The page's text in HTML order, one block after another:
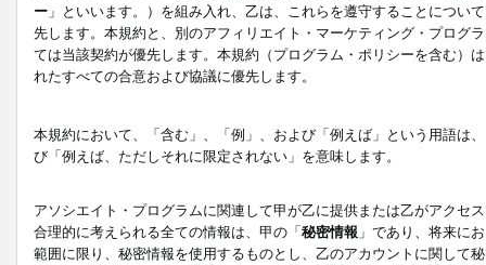
ー 」といいます。）を組み入れ、乙は、これらを遵守することにつ
先します。本規約と、別のアフィリエイト・マーケティング・プログ
ては当該契約が優先します。本規約（プログラム・ポリシーを含む）
れたすべての合意および協議に優先します。
本規約において、「含む」、「例」、および「例えば」という用語は
び「例えば、ただしそれに限定されない」を意味します。
アソシエイト・プログラムに関連して甲が乙に提供または乙がアクセ
合理的に考えられる全ての情報は、甲の「秘密情報 」であり、将来に
範囲に限り、秘密情報を使用するものとし、乙のアカウントに関して